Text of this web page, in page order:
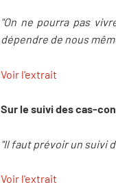
"On ne pourra pas
dépendre de nous
Voir l'extrait
Sur le suivi des cas-
"Il faut prévoir un suivi
Voir l'extrait